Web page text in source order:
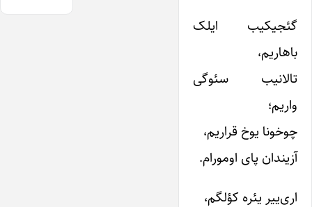
گئجیکیب ایلک
باهاریم،
تالانیب سئوگی
واریم؛
چوخونا یوخ قراریم،
آزیندان پای اومورام.
اری‌ییر یئره کؤلگم،